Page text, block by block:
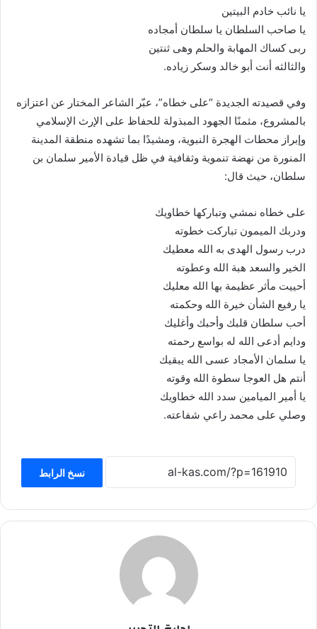
يا نائب خادم البيتين
يا صاحب السلطان يا سلطان أمجاده
ربى كساك المهابة والحلم وهى ثنتين
والثالثه أنت أبو خالد وسكر زياده.
وفي قصيدته الجديدة “على خطاه”، عبّر الشاعر المختار عن اعتزازه
بالمشروع، مثمنًا الجهود المبذولة للحفاظ على الإرث الإسلامي
وإبراز محطات الهجرة النبوية، ومشيدًا بما تشهده منطقة المدينة
المنورة من نهضة تنموية وثقافية في ظل قيادة الأمير سلمان بن
سلطان، حيث قال:
على خطاه نمشي وتباركها خطاويك
ودربك الميمون تباركت خطوته
درب رسول الهدى به الله معطيك
الخير والسعد هبة الله وعطوته
أحييت مأثر عظيمة بها الله معليك
يا رفيع الشأن خيرة الله وحكمته
أحب سلطان قلبك وأحبك وأغليك
ودايم أدعى الله له بواسع رحمته
يا سلمان الأمجاد عسى الله يبقيك
أنتم هل العوجا سطوة الله وقوته
يا أمير الميامين سدد الله خطاويك
وصلي على محمد راعي شفاعته.
نسخ الرابط